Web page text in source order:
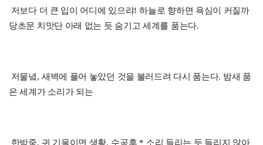
저보다 더 큰 입이 어디에 있으랴!하늘로 향하면 욕심이 커질까
당초문 치맛단 아래 없는 듯 숨기고 세계를 품는다.
저물녘, 새벽에 풀어 놓았던 것을 불러드려 다시 품는다. 밤새 품
은 세계가 소리가 되는
한밤중, 귀 기울이면 생황, 수공후 * 소리 들리는 듯 들리지 않아